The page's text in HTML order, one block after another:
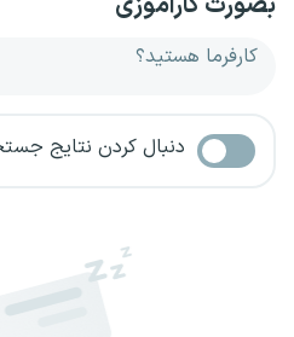
کارفرما هستید؟
دنبال کردن نتایج